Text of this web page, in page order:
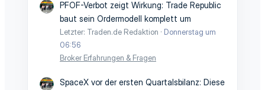
PFOF-Verbot zeigt Wirkung: Trade Republic
baut sein Ordermodell komplett um
Letzter: Traden.de Redaktion
Donnerstag um
06:56
Broker Erfahrungen & Fragen
SpaceX vor der ersten Quartalsbilanz: Diese